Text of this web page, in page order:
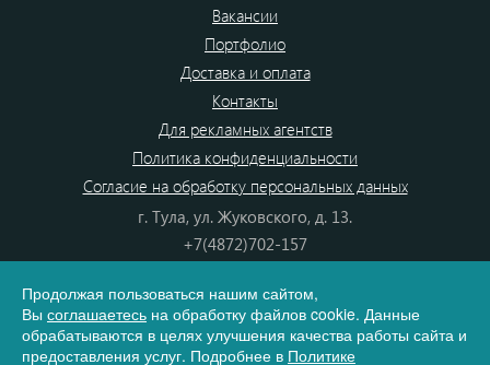
Вакансии
Портфолио
Доставка и оплата
Контакты
Для рекламных агентств
Политика конфиденциальности
Согласие на обработку персональных данных
г. Тула, ул. Жуковского, д. 13.
+7(4872)702-157
8(800) 555-80-87
e-mail:info@dono.su
Продолжая пользоваться нашим сайтом,
Вы соглашаетесь на обработку файлов cookie. Данные
обрабатываются в целях улучшения качества работы сайта и
предоставления услуг. Подробнее в Политике